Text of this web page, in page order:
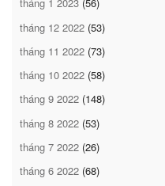
tháng 1 2023 (56)
tháng 12 2022 (53)
tháng 11 2022 (73)
tháng 10 2022 (58)
tháng 9 2022 (148)
tháng 8 2022 (53)
tháng 7 2022 (26)
tháng 6 2022 (68)